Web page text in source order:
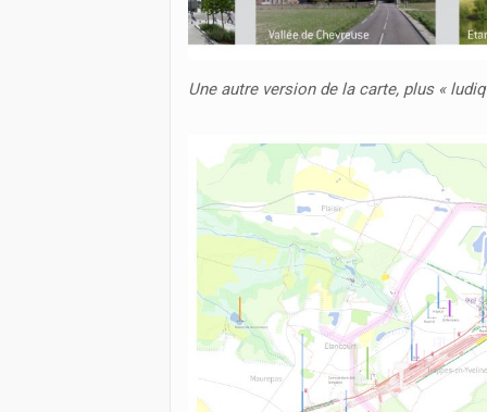
Une autre version de la carte, plus «